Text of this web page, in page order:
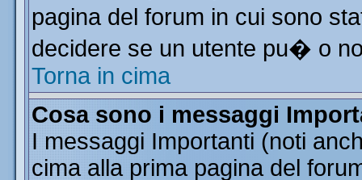
pagina del forum in cui sono
decidere se un utente pu� o
Torna in cima
Cosa sono i messaggi
I messaggi Importanti (noti
cima alla prima pagina del